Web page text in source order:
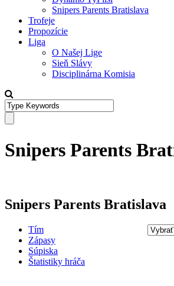
Snipers Parents Bratislava
Trofeje
Propozície
Liga
O Našej Lige
Sieň Slávy
Disciplinárna Komisia
Snipers Parents
Snipers Parents Bratislava
Tím
Zápasy
Súpiska
Štatistiky hráča